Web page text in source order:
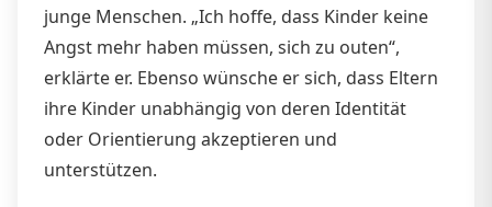
junge Menschen. „Ich hoffe, dass Kinder keine
Angst mehr haben müssen, sich zu outen“,
erklärte er. Ebenso wünsche er sich, dass Eltern
ihre Kinder unabhängig von deren Identität
oder Orientierung akzeptieren und
unterstützen.